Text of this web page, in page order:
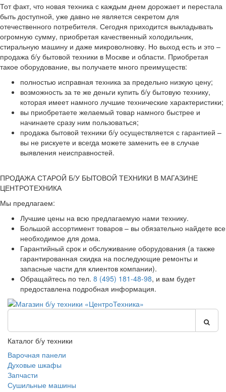
Тот факт, что новая техника с каждым днем дорожает и перестала
быть доступной, уже давно не является секретом для
отечественного потребителя. Сегодня приходится выкладывать
огромную сумму, приобретая качественный холодильник,
стиральную машину и даже микроволновку. Но выход есть и это –
продажа б/у бытовой техники в Москве и области. Приобретая
такое оборудование, вы получаете много преимуществ:
полностью исправная техника за предельно низкую цену;
возможность за те же деньги купить б/у бытовую технику,
которая имеет намного лучшие технические характеристики;
вы приобретаете желаемый товар намного быстрее и
начинаете сразу ним пользоваться;
продажа бытовой техники б/у осуществляется с гарантией –
вы не рискуете и всегда можете заменить ее в случае
выявления неисправностей.
ПРОДАЖА СТАРОЙ Б/У БЫТОВОЙ ТЕХНИКИ В МАГАЗИНЕ
ЦЕНТРОТЕХНИКА
Мы предлагаем:
Лучшие цены на всю предлагаемую нами технику.
Большой ассортимент товаров – вы обязательно найдете все
необходимое для дома.
Гарантийный срок и обслуживание оборудования (а также
гарантированная скидка на последующие ремонты и
запасные части для клиентов компании).
Обращайтесь по тел. 8 (495) 181-48-98, и вам будет
предоставлена подробная информация.
Каталог б/у техники
Варочная панели
Духовые шкафы
Запчасти
Сушильные машины